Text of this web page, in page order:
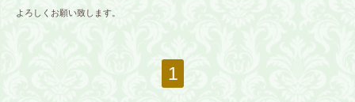
よろしくお願い致します。
1